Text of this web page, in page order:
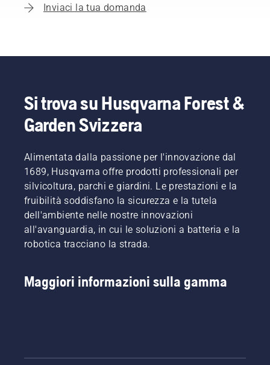
Inviaci la tua domanda
Si trova su Husqvarna Forest &
Garden Svizzera
Alimentata dalla passione per l'innovazione dal
1689, Husqvarna offre prodotti professionali per
silvicoltura, parchi e giardini. Le prestazioni e la
fruibilità soddisfano la sicurezza e la tutela
dell'ambiente nelle nostre innovazioni
all'avanguardia, in cui le soluzioni a batteria e la
robotica tracciano la strada.
Maggiori informazioni sulla gamma